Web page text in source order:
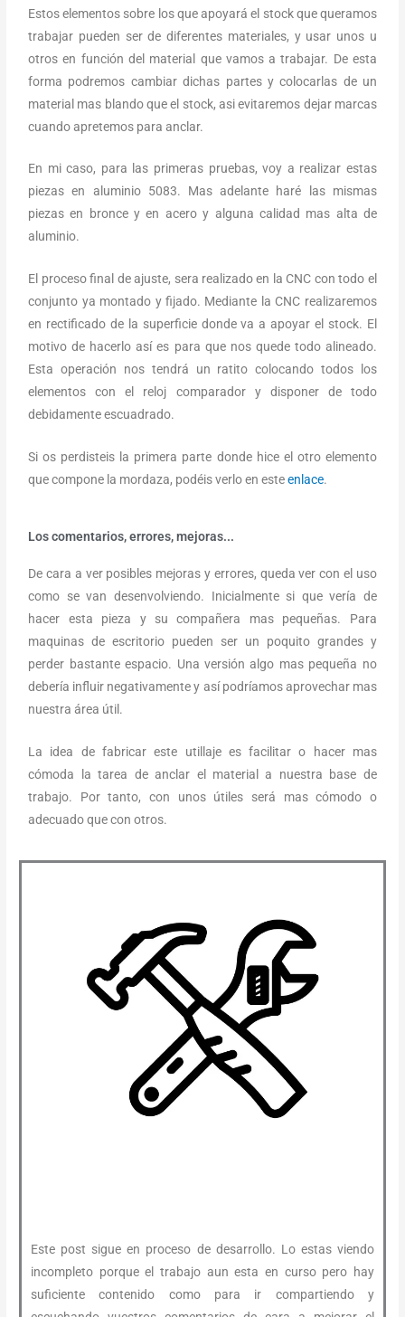
Estos elementos sobre los que apoyará el stock que queramos
trabajar pueden ser de diferentes materiales, y usar unos u
otros en función del material que vamos a trabajar. De esta
forma podremos cambiar dichas partes y colocarlas de un
material mas blando que el stock, asi evitaremos dejar marcas
cuando apretemos para anclar.
En mi caso, para las primeras pruebas, voy a realizar estas
piezas en aluminio 5083. Mas adelante haré las mismas
piezas en bronce y en acero y alguna calidad mas alta de
aluminio.
El proceso final de ajuste, sera realizado en la CNC con todo el
conjunto ya montado y fijado. Mediante la CNC realizaremos
en rectificado de la superficie donde va a apoyar el stock. El
motivo de hacerlo así es para que nos quede todo alineado.
Esta operación nos tendrá un ratito colocando todos los
elementos con el reloj comparador y disponer de todo
debidamente escuadrado.
Si os perdisteis la primera parte donde hice el otro elemento
que compone la mordaza, podéis verlo en esteenlace.
Los comentarios, errores, mejoras...
De cara a ver posibles mejoras y errores, queda ver con el uso
como se van desenvolviendo. Inicialmente si que vería de
hacer esta pieza y su compañera mas pequeñas. Para
maquinas de escritorio pueden ser un poquito grandes y
perder bastante espacio. Una versión algo mas pequeña no
debería influir negativamente y así podríamos aprovechar mas
nuestra área útil.
La idea de fabricar este utillaje es facilitar o hacer mas
cómoda la tarea de anclar el material a nuestra base de
trabajo. Por tanto, con unos útiles será mas cómodo o
adecuado que con otros.
Este post sigue en proceso de desarrollo. Lo estas viendo
incompleto porque el trabajo aun esta en curso pero hay
suficiente contenido como para ir compartiendo y